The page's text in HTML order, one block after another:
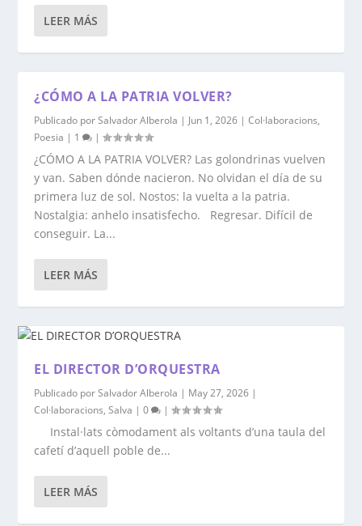
LEER MÁS
¿CÓMO A LA PATRIA VOLVER?
Publicado porSalvador Alberola | Jun 1, 2026 |Col·laboracions,
Poesia | 1 |
¿CÓMO A LA PATRIA VOLVER? Las golondrinas vuelven
y van. Saben dónde nacieron. No olvidan el día de su
primera luz de sol. Nostos: la vuelta a la patria.
Nostalgia: anhelo insatisfecho. Regresar. Difícil de
conseguir. La...
LEER MÁS
EL DIRECTOR D’ORQUESTRA
Publicado porSalvador Alberola | May 27, 2026 |
Col·laboracions,Salva |0 |
Instal·lats còmodament als voltants d’una taula del
cafetí d’aquell poble de...
LEER MÁS